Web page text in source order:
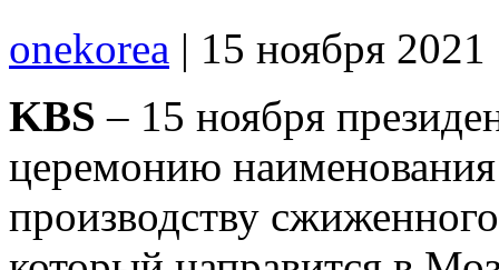
onekorea | 15 ноября 2021
KBS – 15 ноября
церемонию наименования
производству